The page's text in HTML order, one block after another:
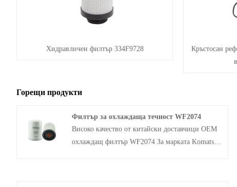
Хидравличен филтър 334F9728
Кръстосан
Горещи продукти
Филтър за охлаждаща течност WF2074
Високо качество от китайски доставчици OEM
охлаждащ филтър WF2074 За марката Komatsu